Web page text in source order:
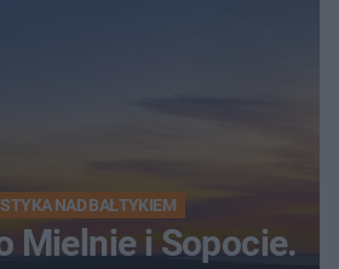
NAD BAŁTYKIEM
Mielnie i Sopocie.